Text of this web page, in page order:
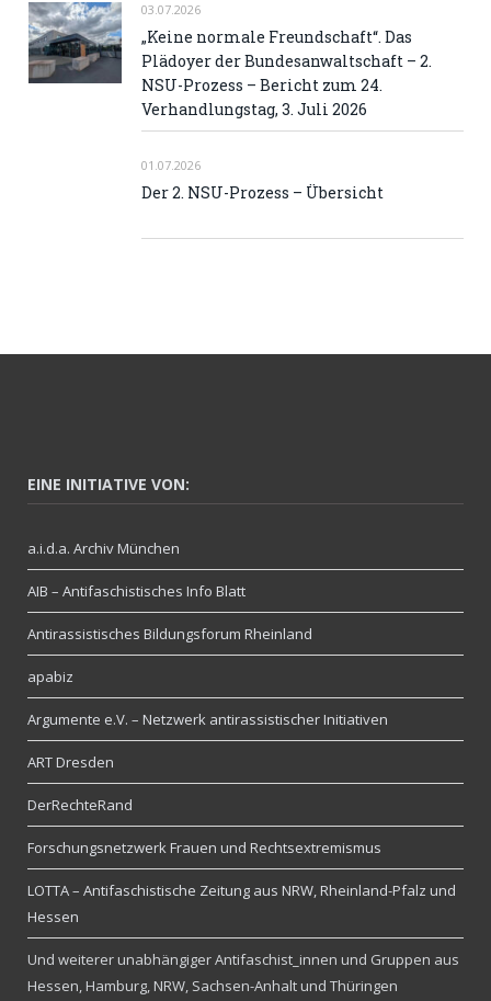
03.07.2026
„Keine normale Freundschaft“. Das
Plädoyer der Bundesanwaltschaft – 2.
NSU-Prozess – Bericht zum 24.
Verhandlungstag, 3. Juli 2026
01.07.2026
Der 2. NSU-Prozess – Übersicht
EINE INITIATIVE VON:
a.i.d.a. Archiv München
AIB – Antifaschistisches Info Blatt
Antirassistisches Bildungsforum Rheinland
apabiz
Argumente e.V. – Netzwerk antirassistischer Initiativen
ART Dresden
DerRechteRand
Forschungsnetzwerk Frauen und Rechtsextremismus
LOTTA – Antifaschistische Zeitung aus NRW, Rheinland-Pfalz und
Hessen
Und weiterer unabhängiger Antifaschist_innen und Gruppen aus
Hessen, Hamburg, NRW, Sachsen-Anhalt und Thüringen